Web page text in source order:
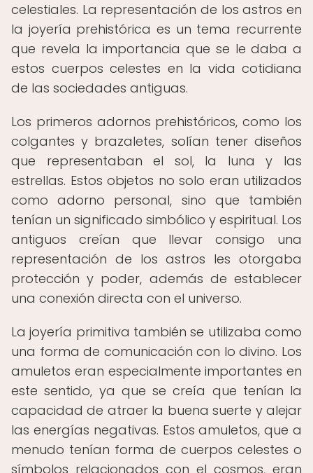
celestiales. La representación de los astros en
la joyería prehistórica es un tema recurrente
que revela la importancia que se le daba a
estos cuerpos celestes en la vida cotidiana
de las sociedades antiguas.
Los primeros adornos prehistóricos, como los
colgantes y brazaletes, solían tener diseños
que representaban el sol, la luna y las
estrellas. Estos objetos no solo eran utilizados
como adorno personal, sino que también
tenían un significado simbólico y espiritual. Los
antiguos creían que llevar consigo una
representación de los astros les otorgaba
protección y poder, además de establecer
una conexión directa con el universo.
La joyería primitiva también se utilizaba como
una forma de comunicación con lo divino. Los
amuletos eran especialmente importantes en
este sentido, ya que se creía que tenían la
capacidad de atraer la buena suerte y alejar
las energías negativas. Estos amuletos, que a
menudo tenían forma de cuerpos celestes o
símbolos relacionados con el cosmos, eran